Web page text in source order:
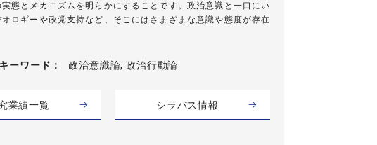
態とメカニズムを明らかにすることです。政治意識と一口にい
オロギーや政党支持など、そこにはさまざまな意識や態度が存在
キーワード 政治意識論, 政治行動論
業績一覧 シラバス情報